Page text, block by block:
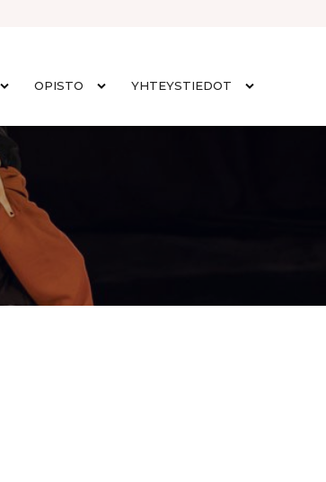
OPISTO YHTEYSTIEDOT